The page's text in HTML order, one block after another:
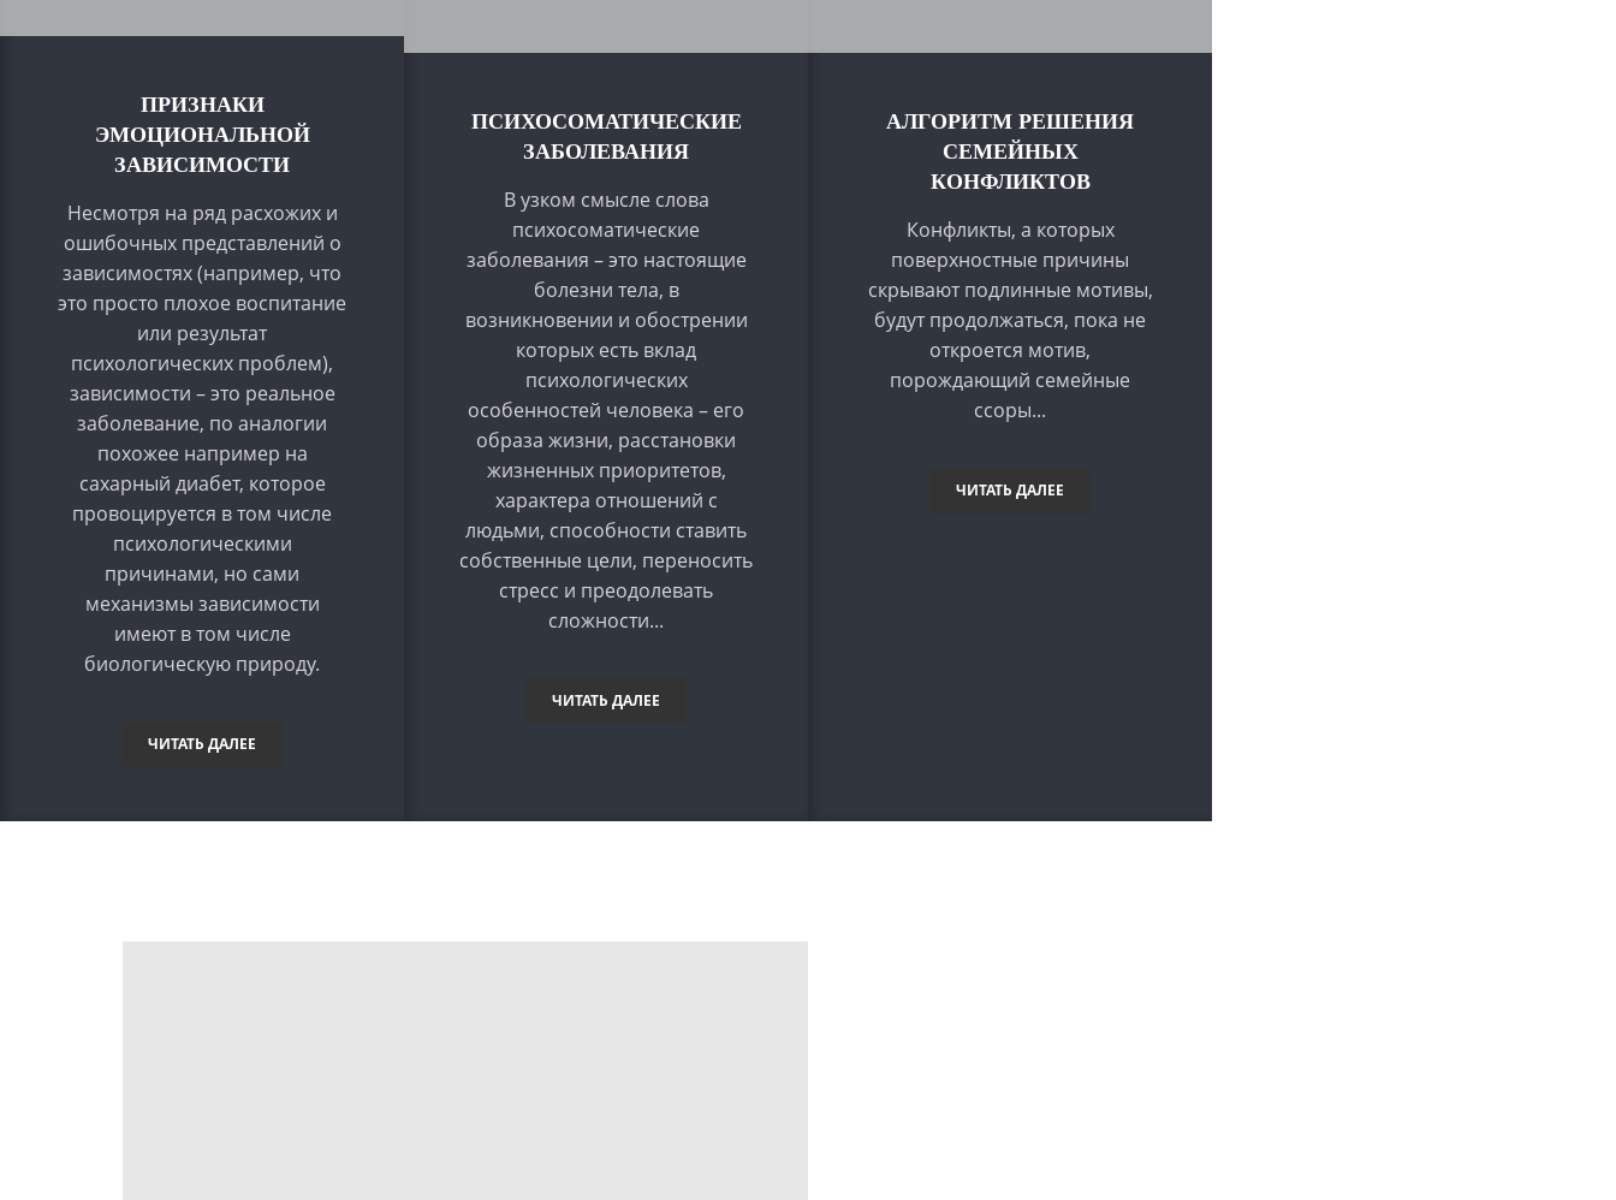
ПРИЗНАКИ
ЭМОЦИОНАЛЬНОЙ
ЗАВИСИМОСТИ
Несмотря на ряд расхожих и
ошибочных представлений о
зависимостях (например, что
это просто плохое воспитание
или результат
психологических проблем),
зависимости – это реальное
заболевание, по аналогии
похожее например на
сахарный диабет, которое
провоцируется в том числе
психологическими
причинами, но сами
механизмы зависимости
имеют в том числе
биологическую природу.
ЧИТАТЬ ДАЛЕЕ
ПСИХОСОМАТИЧЕСКИЕ
ЗАБОЛЕВАНИЯ
В узком смысле слова
психосоматические
заболевания – это настоящие
болезни тела, в
возникновении и обострении
которых есть вклад
психологических
особенностей человека – его
образа жизни, расстановки
жизненных приоритетов,
характера отношений с
людьми, способности ставить
собственные цели, переносить
стресс и преодолевать
сложности...
ЧИТАТЬ ДАЛЕЕ
АЛГОРИТМ РЕШЕНИЯ
СЕМЕЙНЫХ
КОНФЛИКТОВ
Конфликты, а которых
поверхностные причины
скрывают подлинные мотивы,
будут продолжаться, пока не
откроется мотив,
порождающий семейные
ссоры...
ЧИТАТЬ ДАЛЕЕ